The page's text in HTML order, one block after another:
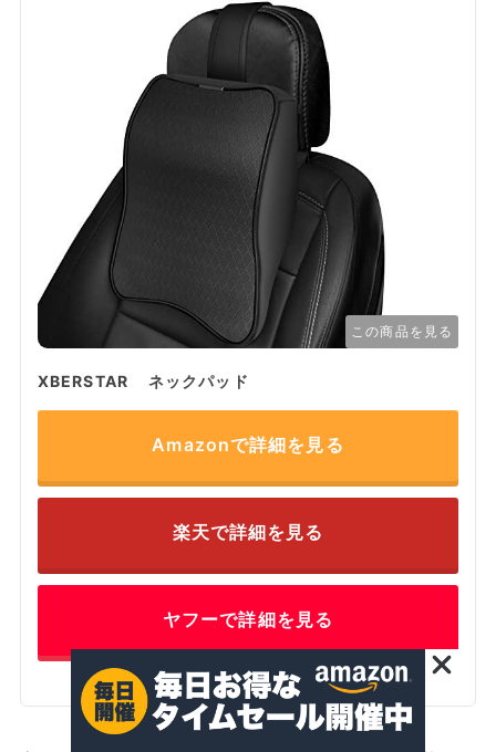
この商品を見る
XBERSTAR ネックパッド
Amazonで詳細を見る
楽天で詳細を見る
ヤフーで詳細を見る